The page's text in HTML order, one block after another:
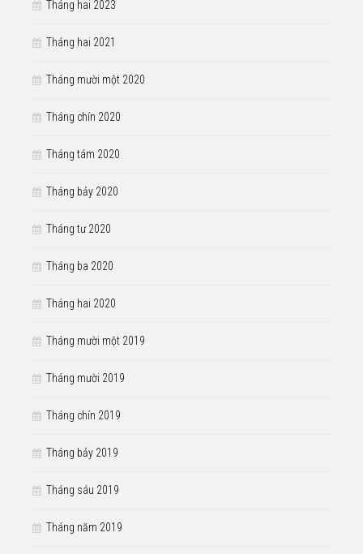
Tháng hai 2023
Tháng hai 2021
Tháng mười một 2020
Tháng chín 2020
Tháng tám 2020
Tháng bảy 2020
Tháng tư 2020
Tháng ba 2020
Tháng hai 2020
Tháng mười một 2019
Tháng mười 2019
Tháng chín 2019
Tháng bảy 2019
Tháng sáu 2019
Tháng năm 2019